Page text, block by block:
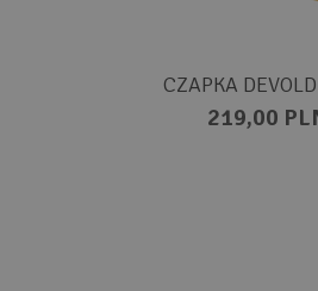
CZAPKA
219,00